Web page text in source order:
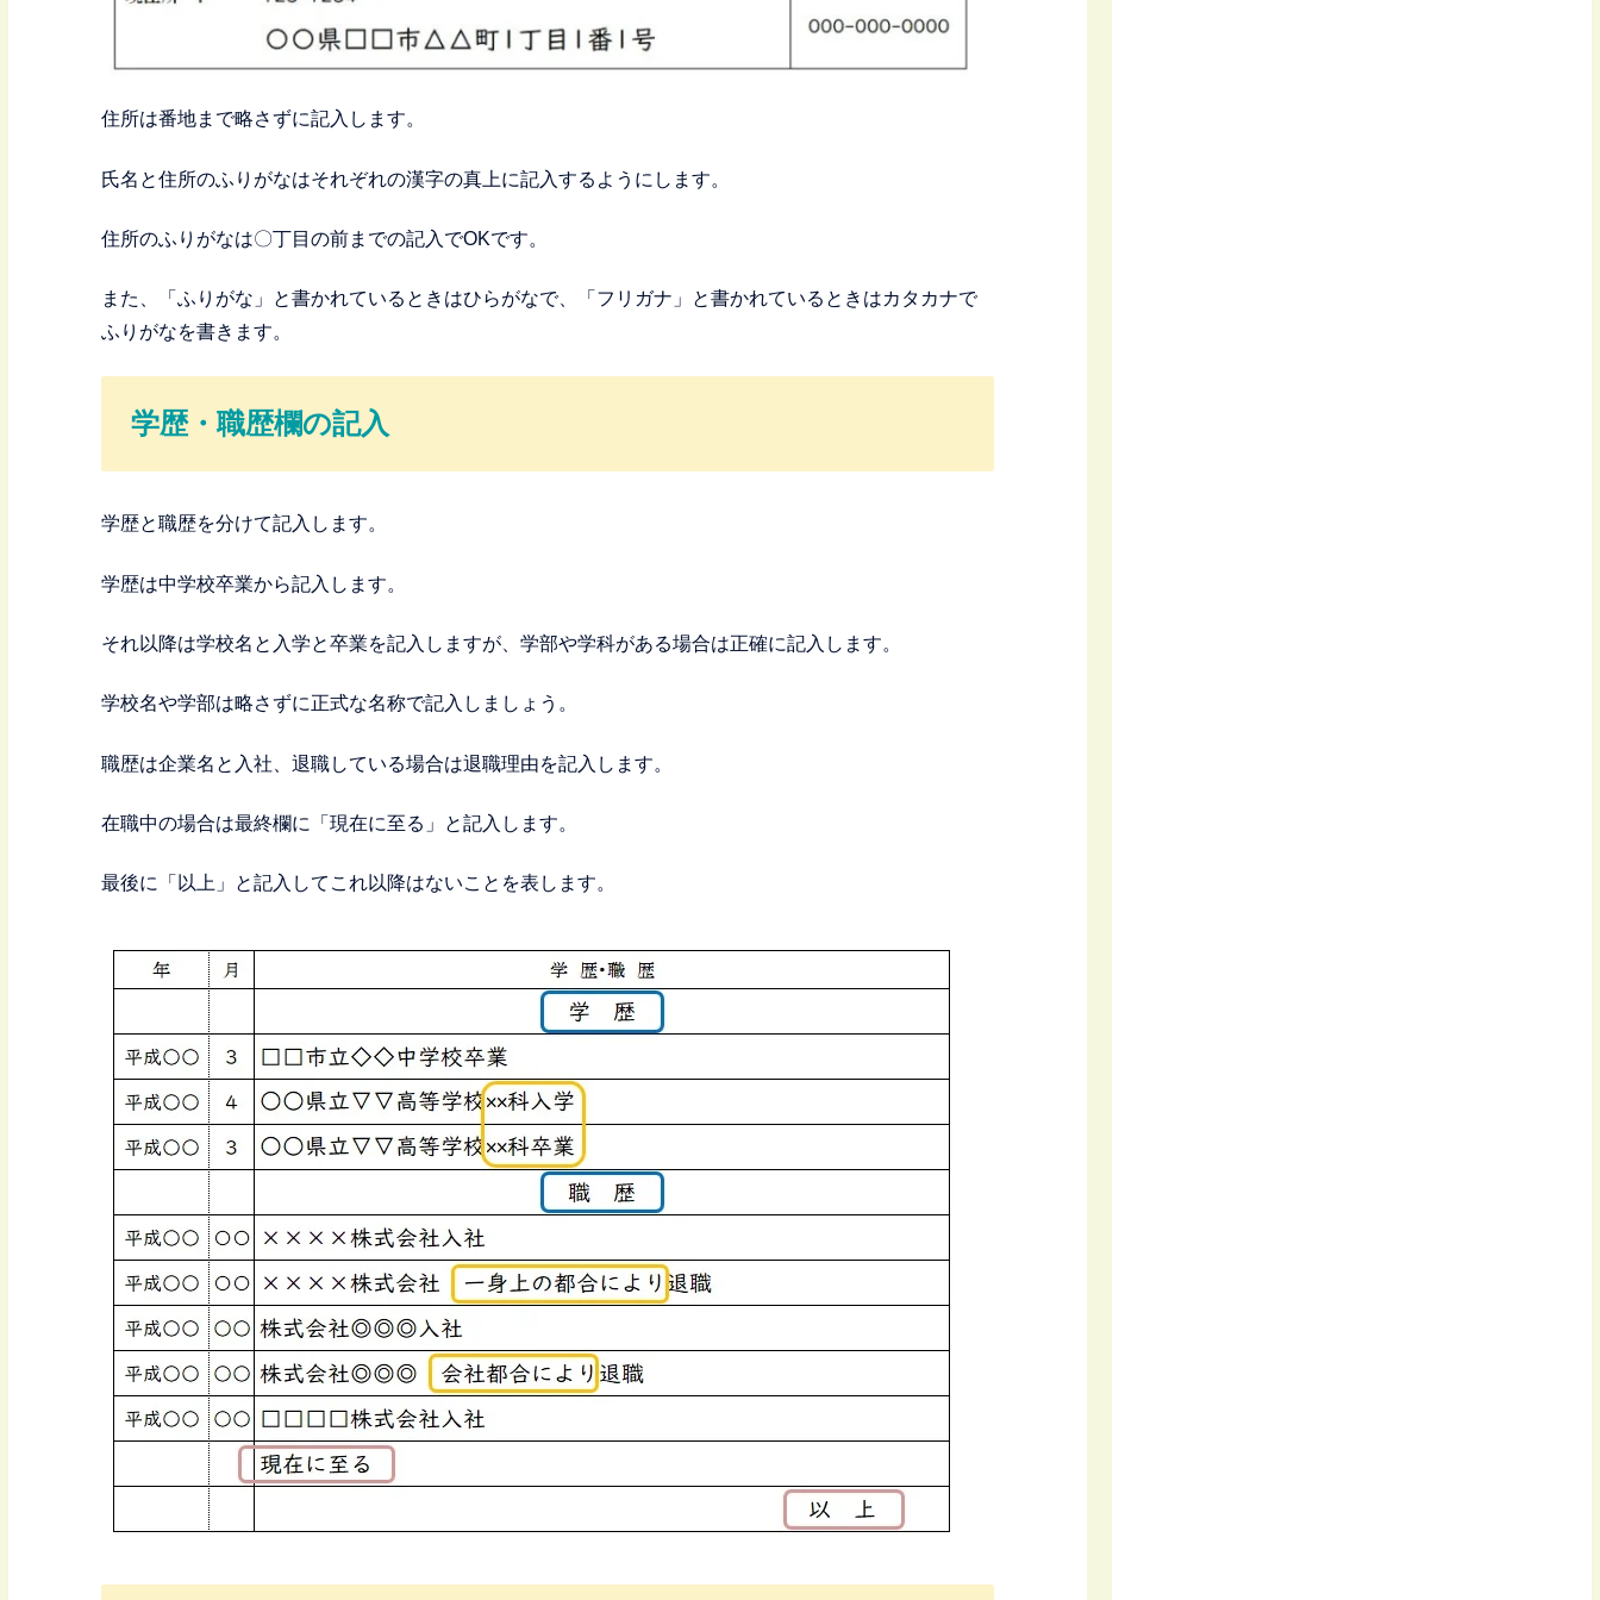
住所は番地まで略さずに記入します。
氏名と住所のふりがなはそれぞれの漢字の真上に記入するようにします。
住所のふりがなは〇丁目の前までの記入でOKです。
また、「ふりがな」と書かれているときはひらがなで、「フリガナ」と書かれているときはカタカナで
ふりがなを書きます。
学歴・職歴欄の記入
学歴と職歴を分けて記入します。
学歴は中学校卒業から記入します。
それ以降は学校名と入学と卒業を記入しますが、学部や学科がある場合は正確に記入します。
学校名や学部は略さずに正式な名称で記入しましょう。
職歴は企業名と入社、退職している場合は退職理由を記入します。
在職中の場合は最終欄に「現在に至る」と記入します。
最後に「以上」と記入してこれ以降はないことを表します。